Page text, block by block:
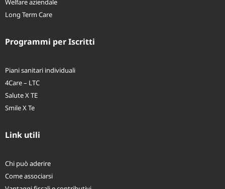
Welfare aziendale
Long Term Care
Programmi per Iscritti
Piani sanitari individuali
4Care – LTC
Salute X TE
Smile X Te
Link utili
Chi può aderire
Come associarsi